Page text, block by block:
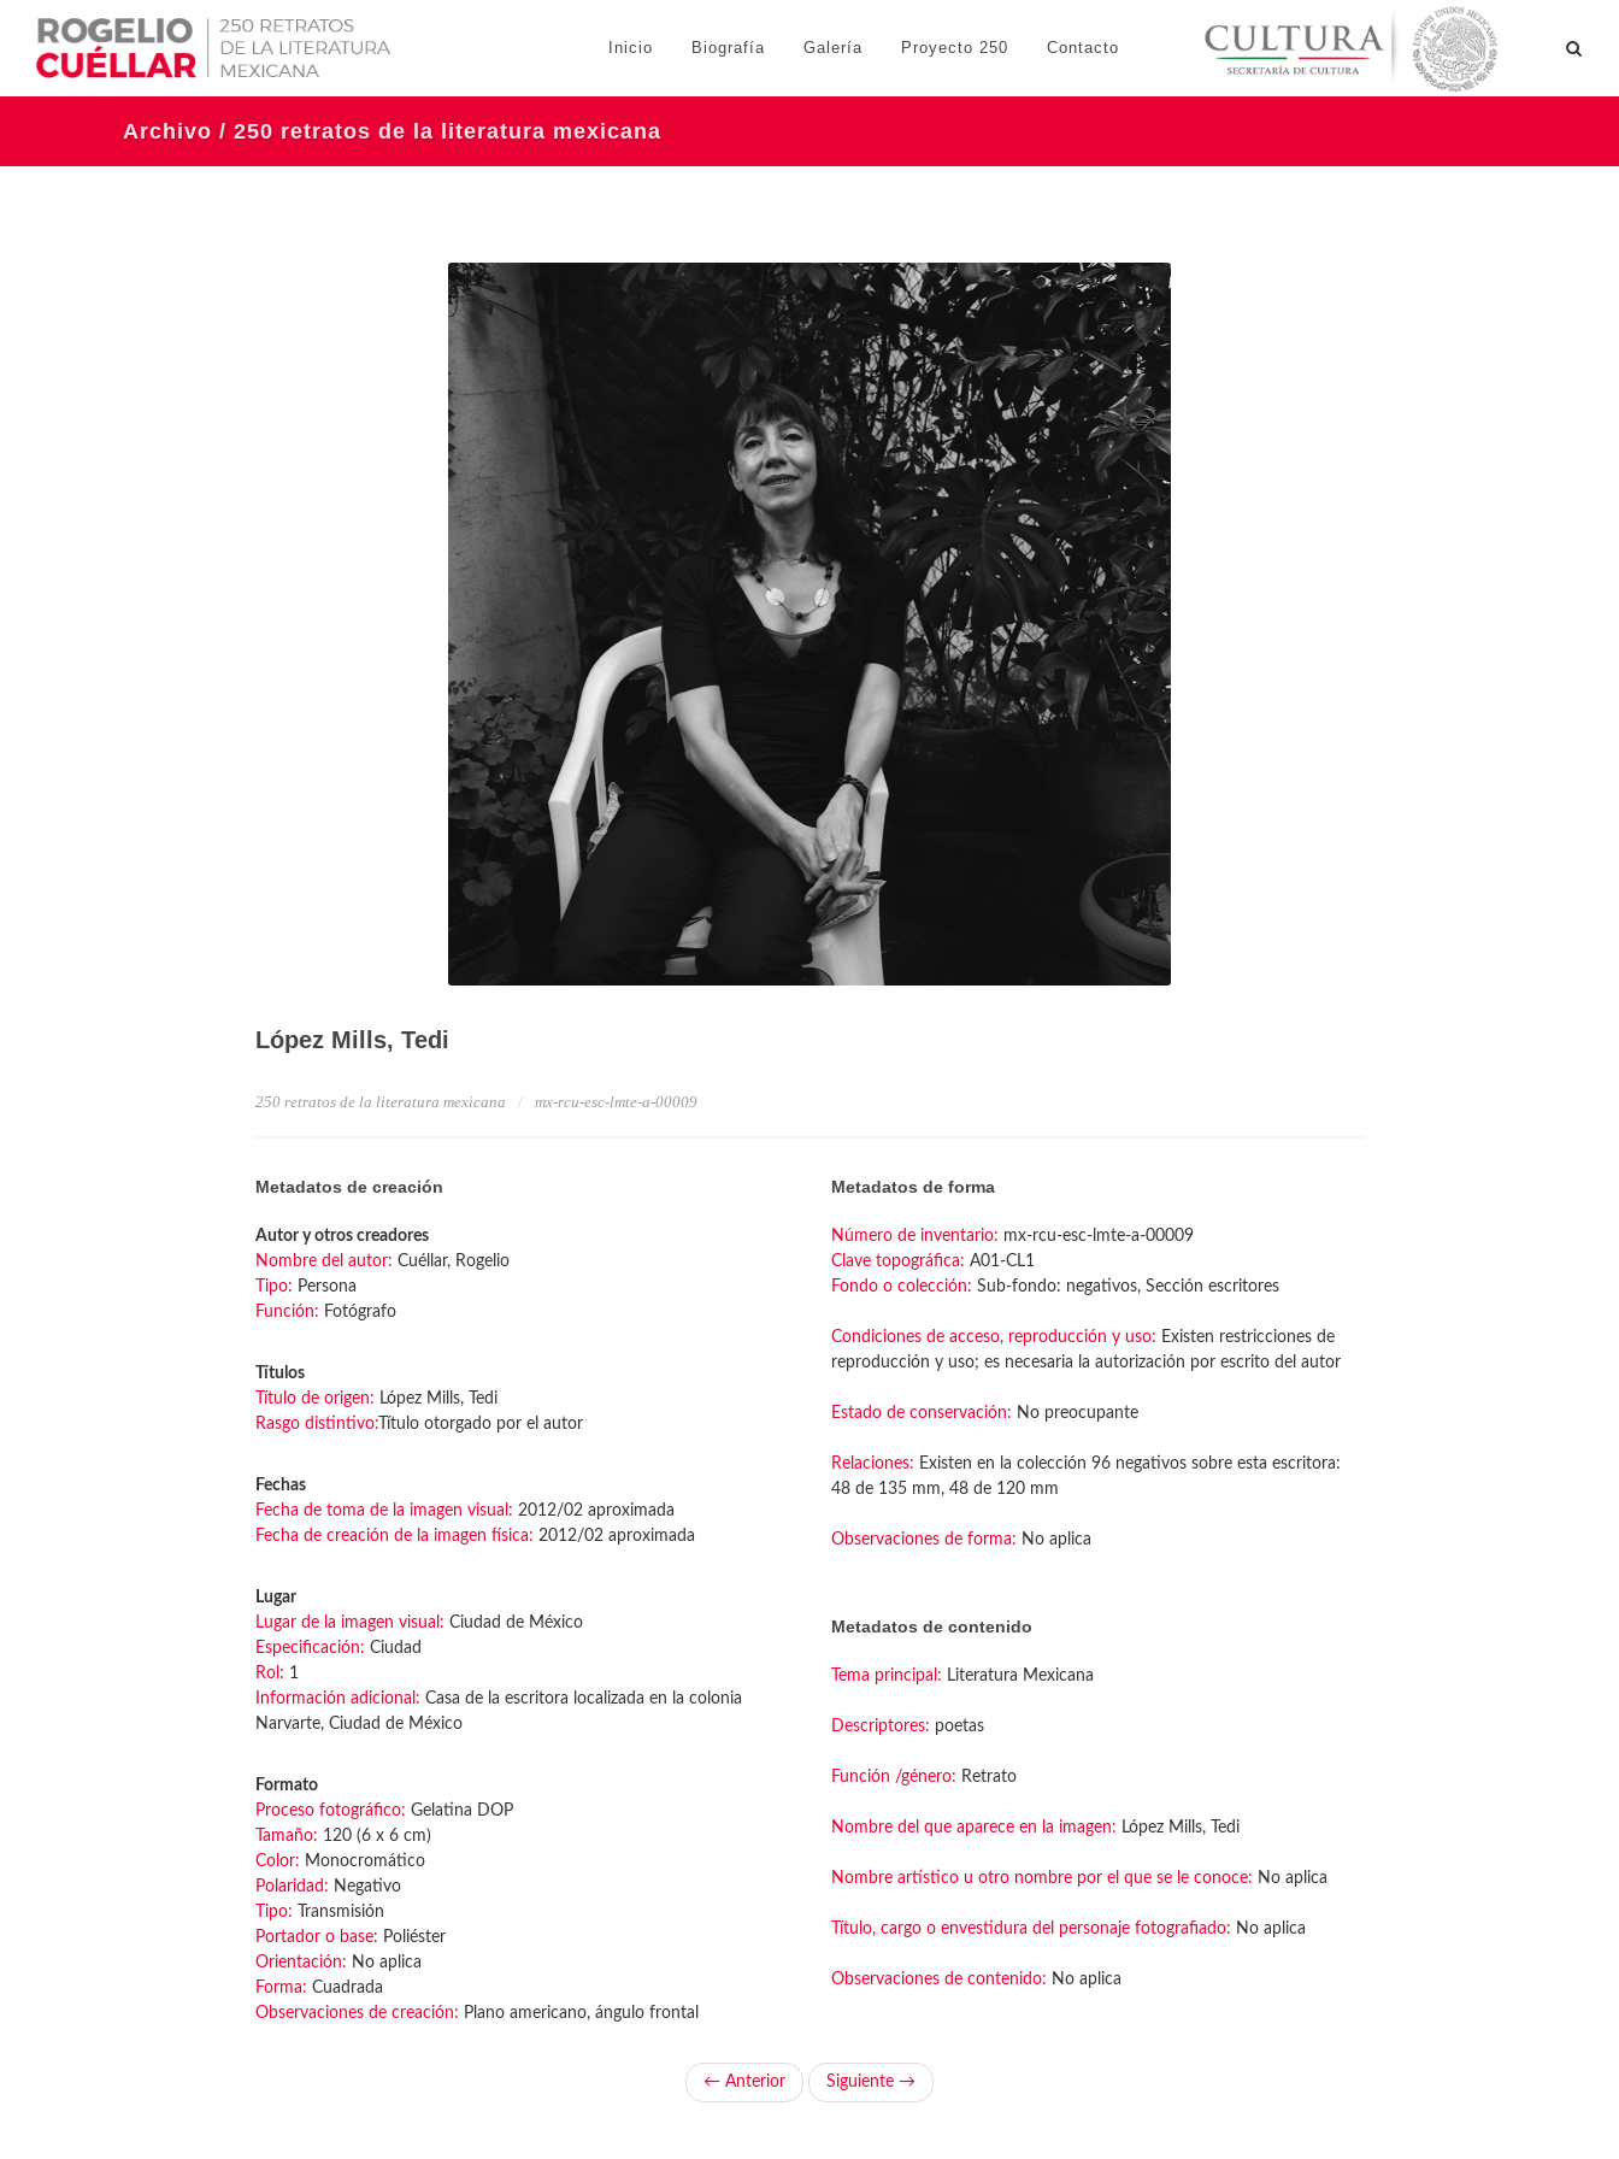
Inicio Biografía Galería Proyecto 250 Contacto
Archivo / 250 retratos de la literatura mexicana
López Mills, Tedi
250 retratos de la literatura mexicana mx-rcu-esc-lmte-a-00009
Metadatos de creación
Autor y otros creadores
Nombre del autor: Cuéllar, Rogelio
Tipo: Persona
Función: Fotógrafo
Títulos
Título de origen: López Mills, Tedi
Rasgo distintivo: Título otorgado por el autor
Fechas
Fecha de toma de la imagen visual: 2012/02 aproximada
Fecha de creación de la imagen física: 2012/02 aproximada
Lugar
Lugar de la imagen visual: Ciudad de México
Especificación: Ciudad
Rol: 1
Información adicional: Casa de la escritora localizada en la colonia
Narvarte, Ciudad de México
Formato
Proceso fotográfico: Gelatina DOP
Tamaño: 120 (6 x 6 cm)
Color: Monocromático
Polaridad: Negativo
Tipo: Transmisión
Portador o base: Poliéster
Orientación: No aplica
Forma: Cuadrada
Observaciones de creación: Plano americano, ángulo frontal
Metadatos de forma
Número de inventario: mx-rcu-esc-lmte-a-00009
Clave topográfica: A01-CL1
Fondo o colección: Sub-fondo: negativos, Sección escritores
Condiciones de acceso, reproducción y uso: Existen restricciones de
reproducción y uso; es necesaria la autorización por escrito del autor
Estado de conservación: No preocupante
Relaciones: Existen en la colección 96 negativos sobre esta escritora:
48 de 135 mm, 48 de 120 mm
Observaciones de forma: No aplica
Metadatos de contenido
Tema principal: Literatura Mexicana
Descriptores: poetas
Función /género: Retrato
Nombre del que aparece en la imagen: López Mills, Tedi
Nombre artístico u otro nombre por el que se le conoce: No aplica
Título, cargo o envestidura del personaje fotografiado: No aplica
Observaciones de contenido: No aplica
← Anterior Siguiente →